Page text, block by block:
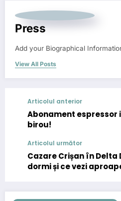
Press
Add your Biographical
View All Posts
Articolul anterior
Abonament espressor
birou!
Articolul următor
Cazare Crișan în Delta
dormi și ce vezi